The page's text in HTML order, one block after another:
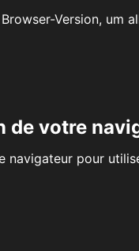
Version, um
de votre
navigateur pour